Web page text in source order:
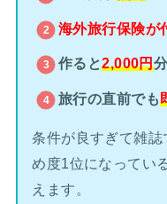
海外旅行保険が
作ると2,000円
旅行の直前でも
条件が良すぎて雑
め度1位になってい
えます。